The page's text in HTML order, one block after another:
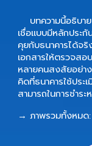
บทความนี้อธิบาย
เชื่อแบบมีหลักประ
คุยกับธนาคารได้จ
เอกสารให้ตรวจสอ
หลายคนสงสัยอย่าง
คิดที่ธนาคารใช้ประ
สามารถในการชำร
→ ภาพรวมทั้งหมด: